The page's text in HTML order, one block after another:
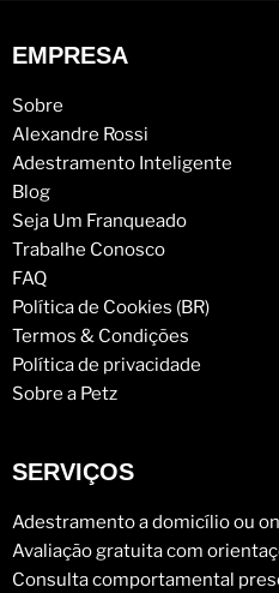
EMPRESA
Sobre
Alexandre Rossi
Adestramento Inteligente
Blog
Seja Um Franqueado
Trabalhe Conosco
FAQ
Política de Cookies (BR)
Termos & Condições
Política de privacidade
Sobre a Petz
SERVIÇOS
Adestramento a domicílio ou
Avaliação gratuita com
Consulta comportamental